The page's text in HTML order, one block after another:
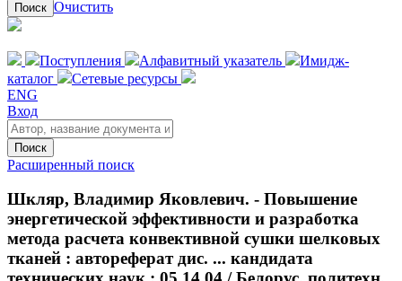
Поиск Очистить
Поступления Алфавитный указатель
Имидж-
каталог
Сетевые ресурсы
ENG
Вход
Поиск
Расширенный поиск
Шкляр, Владимир Яковлевич. - Повышение
энергетической эффективности и разработка
метода расчета конвективной сушки шелковых
тканей : автореферат дис. ... кандидата